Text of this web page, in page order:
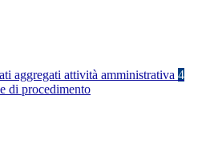
aggregati attività amministrativa 4
di procedimento